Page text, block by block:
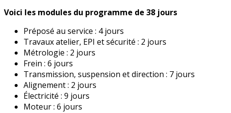
Voici les modules du programme de 38 jours
Préposé au service : 4 jours
Travaux atelier, EPI et sécurité : 2 jours
Métrologie : 2 jours
Frein : 6 jours
Transmission, suspension et direction : 7 jours
Alignement : 2 jours
Électricité : 9 jours
Moteur : 6 jours